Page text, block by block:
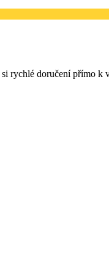
rychlé doručení přímo k